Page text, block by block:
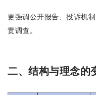
更强调公开报告、投诉机
责调查。
二、结构与理念的